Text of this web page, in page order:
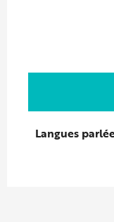
Langues
Langues